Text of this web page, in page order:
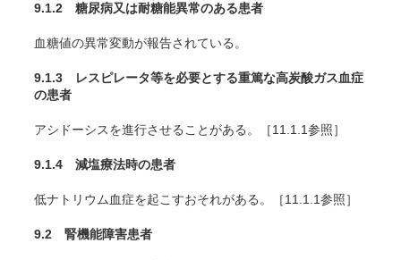
9.1.2 糖尿病又は耐糖能異常のある患者
血糖値の異常変動が報告されている。
9.1.3 レスピレータ等を必要とする重篤な高炭酸ガス血症
の患者
アシドーシスを進行させることがある。［11.1.1参照］
9.1.4 減塩療法時の患者
低ナトリウム血症を起こすおそれがある。［11.1.1参照］
9.2 腎機能障害患者